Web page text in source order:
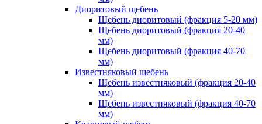
Диоритовый щебень
Щебень диоритовый (фракция 5-20 мм)
Щебень диоритовый (фракция 20-40
мм)
Щебень диоритовый (фракция 40-70
мм)
Известняковый щебень
Щебень известняковый (фракция 20-40
мм)
Щебень известняковый (фракция 40-70
мм)